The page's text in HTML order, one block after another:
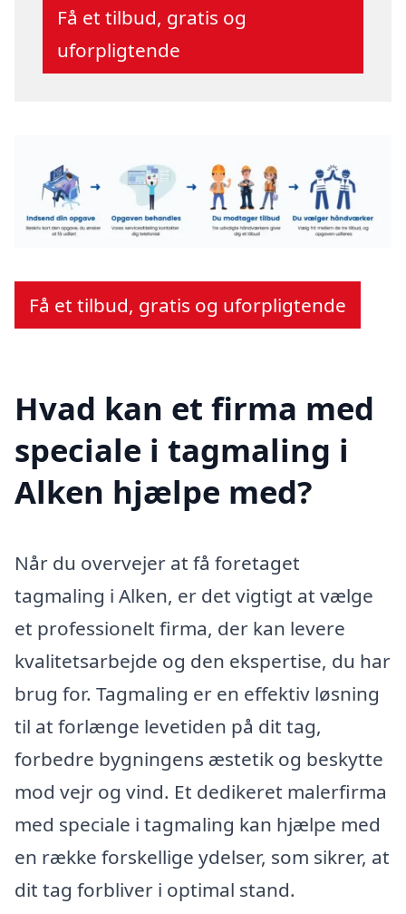
Få et tilbud, gratis og
uforpligtende
Få et tilbud, gratis og uforpligtende
Hvad kan et firma med
speciale i tagmaling i
Alken hjælpe med?
Når du overvejer at få foretaget
tagmaling i Alken, er det vigtigt at vælge
et professionelt firma, der kan levere
kvalitetsarbejde og den ekspertise, du har
brug for. Tagmaling er en effektiv løsning
til at forlænge levetiden på dit tag,
forbedre bygningens æstetik og beskytte
mod vejr og vind. Et dedikeret malerfirma
med speciale i tagmaling kan hjælpe med
en række forskellige ydelser, som sikrer, at
dit tag forbliver i optimal stand.